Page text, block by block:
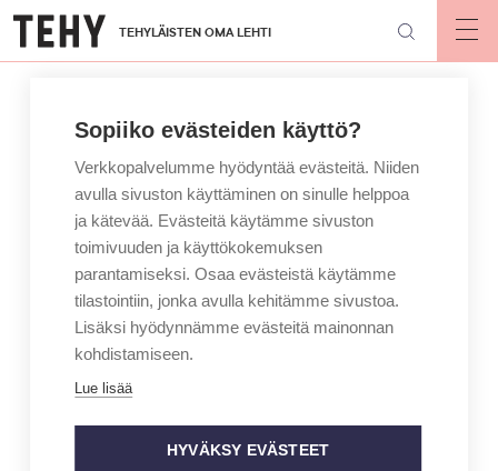
Hyppää
pääsisältöön
TEHYLÄISTEN OMA LEHTI
KIRJOITTAJA
MAINIO – JAN HOLMBERG
Sopiiko evästeiden käyttö?
Verkkopalvelumme hyödyntää evästeitä. Niiden
avulla sivuston käyttäminen on sinulle helppoa
ja kätevää. Evästeitä käytämme sivuston
toimivuuden ja käyttökokemuksen
parantamiseksi. Osaa evästeistä käytämme
tilastointiin, jonka avulla kehitämme sivustoa.
Lisäksi hyödynnämme evästeitä mainonnan
kohdistamiseen.
Lue lisää
HYVÄKSY EVÄSTEET